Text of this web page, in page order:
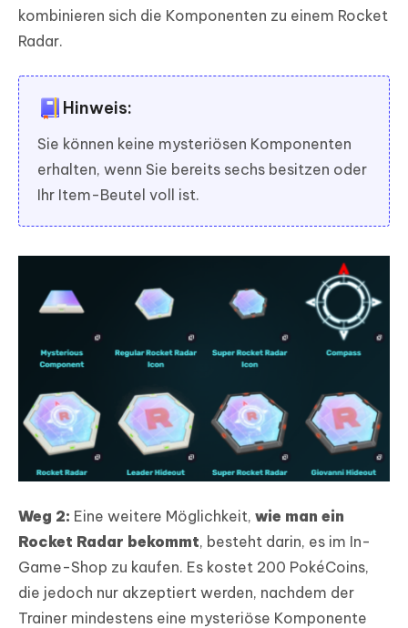
kombinieren sich die Komponenten zu einem Rocket
Radar.
Hinweis:
Sie können keine mysteriösen Komponenten
erhalten, wenn Sie bereits sechs besitzen oder
Ihr Item-Beutel voll ist.
Weg 2: Eine weitere Möglichkeit, wie man ein
Rocket Radar bekommt, besteht darin, es im In-
Game-Shop zu kaufen. Es kostet 200 PokéCoins,
die jedoch nur akzeptiert werden, nachdem der
Trainer mindestens eine mysteriöse Komponente